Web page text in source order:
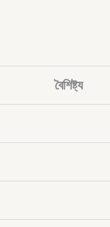
বৈশিষ্ট্য